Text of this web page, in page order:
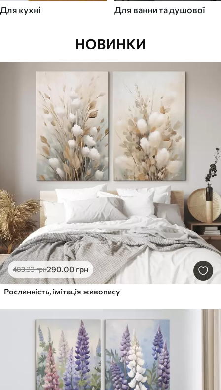
Для кухні Для ванни та душової
НОВИНКИ
483.33грн290.00 грн
Рослинність, імітація живопису